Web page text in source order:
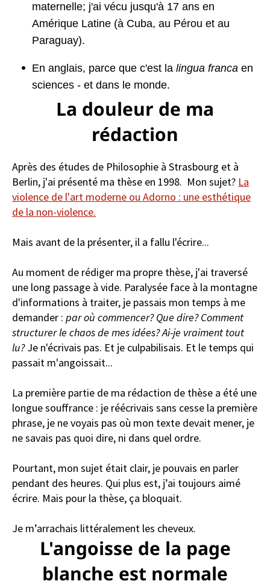
maternelle; j'ai vécu jusqu'à 17 ans en
Amérique Latine (à Cuba, au Pérou et au
Paraguay).
En anglais, parce que c'est la lingua franca en
sciences - et dans le monde.
La douleur de ma
rédaction
Après des études de Philosophie à Strasbourg et à
Berlin, j'ai présenté ma thèse en 1998. Mon sujet? La
violence de l'art moderne ou Adorno : une esthétique
de la non-violence.
Mais avant de la présenter, il a fallu l'écrire...
Au moment de rédiger ma propre thèse, j'ai traversé
une long passage à vide. Paralysée face à la montagne
d'informations à traiter, je passais mon temps à me
demander : par où commencer? Que dire? Comment
structurer le chaos de mes idées? Ai-je vraiment tout
lu?Je n'écrivais pas. Et je culpabilisais. Et le temps qui
passait m'angoissait...
La première partie de ma rédaction de thèse a été une
longue souffrance : je réécrivais sans cesse la première
phrase, je ne voyais pas où mon texte devait mener, je
ne savais pas quoi dire, ni dans quel ordre.
Pourtant, mon sujet était clair, je pouvais en parler
pendant des heures. Qui plus est, j’ai toujours aimé
écrire. Mais pour la thèse, ça bloquait.
Je m’arrachais littéralement les cheveux.
L'angoisse de la page
blanche est normale